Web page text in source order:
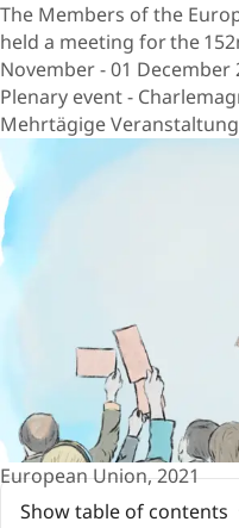
The Members of the
held a meeting for the
November - 01 December
Plenary event -
Mehrtägige Veranstaltung
European Union, 2021
Show table of contents